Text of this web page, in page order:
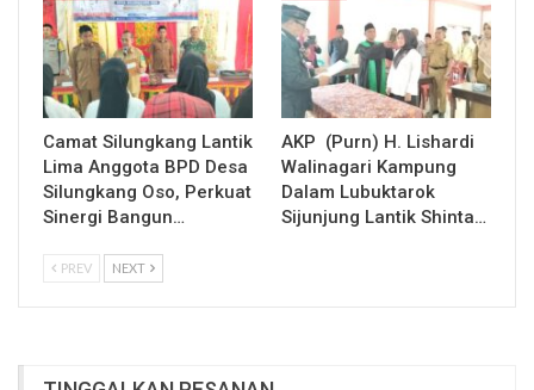
Camat Silungkang Lantik
Lima Anggota BPD Desa
Silungkang Oso, Perkuat
Sinergi Bangun…
AKP (Purn) H. Lishardi
Walinagari Kampung
Dalam Lubuktarok
Sijunjung Lantik Shinta…
PREV NEXT